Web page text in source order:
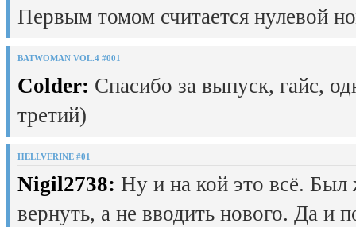
Первым томом считается нулевой
BATWOMAN VOL.4 #001
Colder: Спасибо за выпуск, гайс,
третий)
HELLVERINE #01
Nigil2738: Ну и на кой это всё.
вернуть, а не вводить нового. Да и